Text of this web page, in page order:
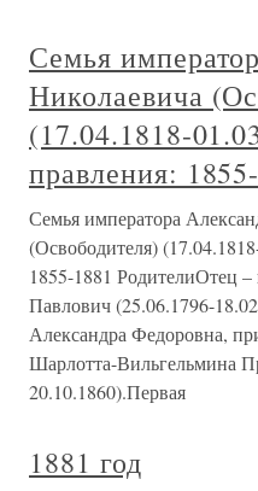
Семья
Николаевича
(17.04.1818-
правления:
Семья императора
(Освободителя)
1855-1881 РодителиОтец
Павлович (25.06.1796-
Александра Федоровна,
Шарлотта-Вильгельмина
20.10.1860).Первая
1881 год